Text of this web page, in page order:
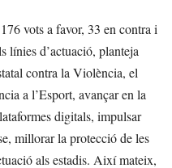
vots a favor, 33 en contra i
línies d’actuació, planteja
contra la Violència, el
a l’Esport, avançar en la
digitals, impulsar
millorar la protecció de les
als estadis. Així mateix,